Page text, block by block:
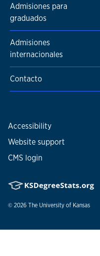
Admisiones para
graduados
Admisiones
internacionales
Contacto
Accessibility
Website support
CMS login
© 2026 The University of Kansas